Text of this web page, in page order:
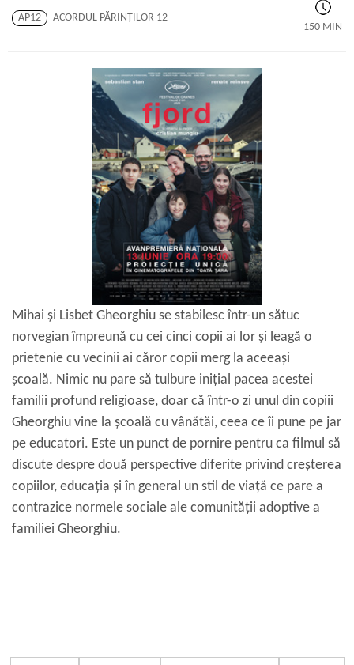
AP12
ACORDUL PĂRINŢILOR 12
150 MIN
Mihai şi Lisbet Gheorghiu se stabilesc într-un sătuc
norvegian împreună cu cei cinci copii ai lor şi leagă o
prietenie cu vecinii ai căror copii merg la aceeaşi
şcoală. Nimic nu pare să tulbure iniţial pacea acestei
familii profund religioase, doar că într-o zi unul din copiii
Gheorghiu vine la şcoală cu vânătăi, ceea ce îi pune pe jar
pe educatori. Este un punct de pornire pentru ca filmul să
discute despre două perspective diferite privind creşterea
copiilor, educaţia şi în general un stil de viaţă ce pare a
contrazice normele sociale ale comunităţii adoptive a
familiei Gheorghiu.